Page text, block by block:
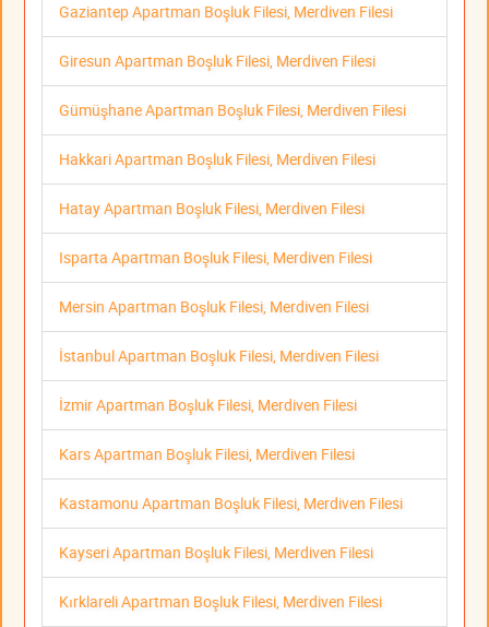
Gaziantep Apartman Boşluk Filesi, Merdiven Filesi
Giresun Apartman Boşluk Filesi, Merdiven Filesi
Gümüşhane Apartman Boşluk Filesi, Merdiven Filesi
Hakkari Apartman Boşluk Filesi, Merdiven Filesi
Hatay Apartman Boşluk Filesi, Merdiven Filesi
Isparta Apartman Boşluk Filesi, Merdiven Filesi
Mersin Apartman Boşluk Filesi, Merdiven Filesi
İstanbul Apartman Boşluk Filesi, Merdiven Filesi
İzmir Apartman Boşluk Filesi, Merdiven Filesi
Kars Apartman Boşluk Filesi, Merdiven Filesi
Kastamonu Apartman Boşluk Filesi, Merdiven Filesi
Kayseri Apartman Boşluk Filesi, Merdiven Filesi
Kırklareli Apartman Boşluk Filesi, Merdiven Filesi